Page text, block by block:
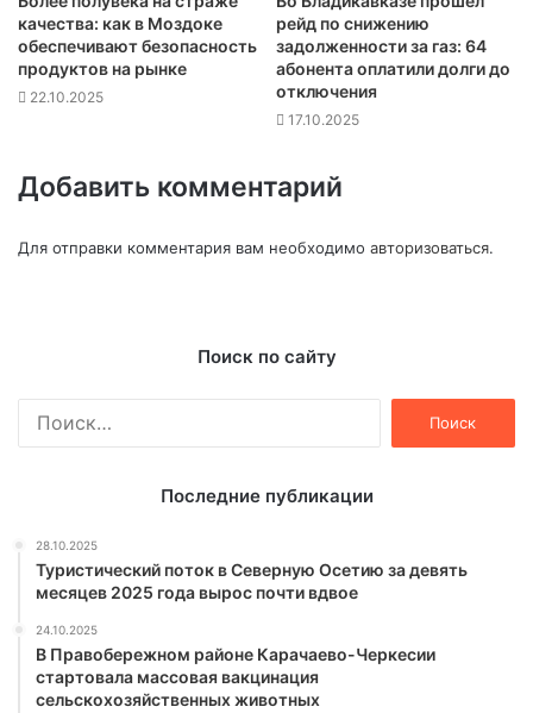
качества: как в Моздоке
обеспечивают безопасность
продуктов на рынке
22.10.2025
рейд по снижению
задолженности за газ: 64
абонента оплатили долги до
отключения
17.10.2025
Добавить комментарий
Для отправки комментария вам необходимо авторизоваться.
Поиск по сайту
Последние публикации
28.10.2025
Туристический поток в Северную Осетию за девять
месяцев 2025 года вырос почти вдвое
24.10.2025
В Правобережном районе Карачаево-Черкесии
стартовала массовая вакцинация
сельскохозяйственных животных